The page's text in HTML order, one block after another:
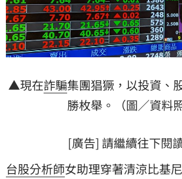
▲現在詐騙集團猖獗，以投資、
勝枚舉。（圖／資料照
[廣告] 請繼續往下閱
台股分析師女助理穿著清涼比基